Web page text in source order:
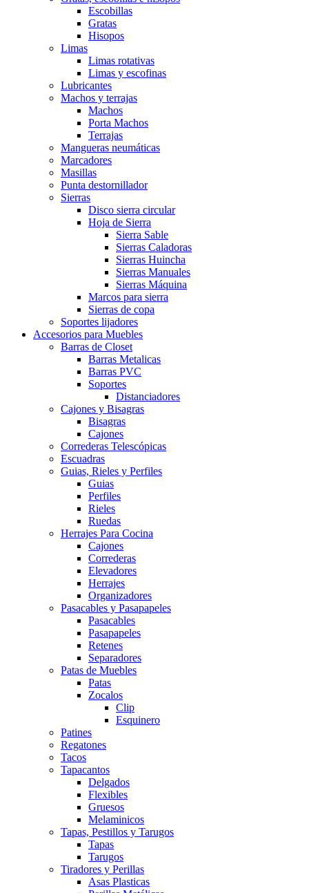
Escobillas
Gratas
Hisopos
Limas
Limas rotativas
Limas y escofinas
Lubricantes
Machos y terrajas
Machos
Porta Machos
Terrajas
Mangueras neumáticas
Marcadores
Masillas
Punta destornillador
Sierras
Disco sierra circular
Hoja de Sierra
Sierra Sable
Sierras Caladoras
Sierras Huincha
Sierras Manuales
Sierras Máquina
Marcos para sierra
Sierras de copa
Soportes lijadores
Accesorios para Muebles
Barras de Closet
Barras Metalicas
Barras PVC
Soportes
Distanciadores
Cajones y Bisagras
Bisagras
Cajones
Correderas Telescópicas
Escuadras
Guias, Rieles y Perfiles
Guias
Perfiles
Rieles
Ruedas
Herrajes Para Cocina
Cajones
Correderas
Elevadores
Herrajes
Organizadores
Pasacables y Pasapapeles
Pasacables
Pasapapeles
Retenes
Separadores
Patas de Muebles
Patas
Zocalos
Clip
Esquinero
Patines
Regatones
Tacos
Tapacantos
Delgados
Flexibles
Gruesos
Melaminicos
Tapas, Pestillos y Tarugos
Tapas
Tarugos
Tiradores y Perillas
Asas Plasticas